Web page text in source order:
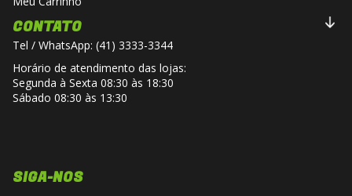
CONTATO
Tel / WhatsApp: (41) 3333-3344
Horário de atendimento das lojas:
Segunda à Sexta 08:30 às 18:30
Sábado 08:30 às 13:30
SIGA-NOS